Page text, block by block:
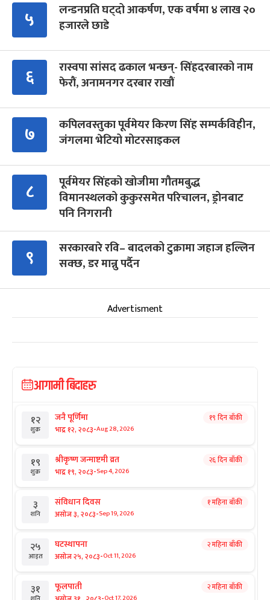
५
लन्डनप्रति घट्दो आकर्षण, एक वर्षमा ४ लाख २०
हजारले छाडे
६
रास्वपा सांसद ढकाल भन्छन्- सिंहदरबारको नाम
फेरौं, अनामनगर दरबार राखौं
७
कपिलवस्तुका पूर्वमेयर किरण सिंह सम्पर्कविहीन,
जंगलमा भेटियो मोटरसाइकल
८
पूर्वमेयर सिंहको खोजीमा गौतमबुद्ध
विमानस्थलको कुकुरसमेत परिचालन, ड्रोनबाट
पनि निगरानी
९
सरकारबारे रवि– बादलको टुक्रामा जहाज हल्लिन
सक्छ, डर मान्नु पर्दैन
Advertisment
आगामी बिदाहरु
१२
शुक्र
जनै पूर्णिमा
भाद्र १२, २०८३-Aug 28, 2026
१९ दिन बाँकी
१९
शुक्र
श्रीकृष्ण जन्माष्टमी व्रत
भाद्र १९, २०८३-Sep 4, 2026
२६ दिन बाँकी
३
शनि
संविधान दिवस
असोज ३, २०८३-Sep 19, 2026
१ महिना बाँकी
२५
आइत
घटस्थापना
असोज २५, २०८३-Oct 11, 2026
२ महिना बाँकी
३१ फूलपाती २ महिना बाँकी